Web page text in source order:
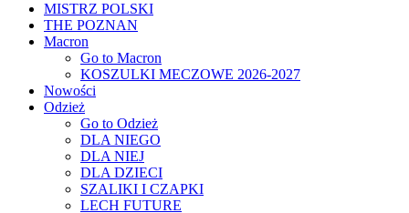
MISTRZ POLSKI
THE POZNAN
Macron
Go to Macron
KOSZULKI MECZOWE 2026-2027
Nowości
Odzież
Go to Odzież
DLA NIEGO
DLA NIEJ
DLA DZIECI
SZALIKI I CZAPKI
LECH FUTURE